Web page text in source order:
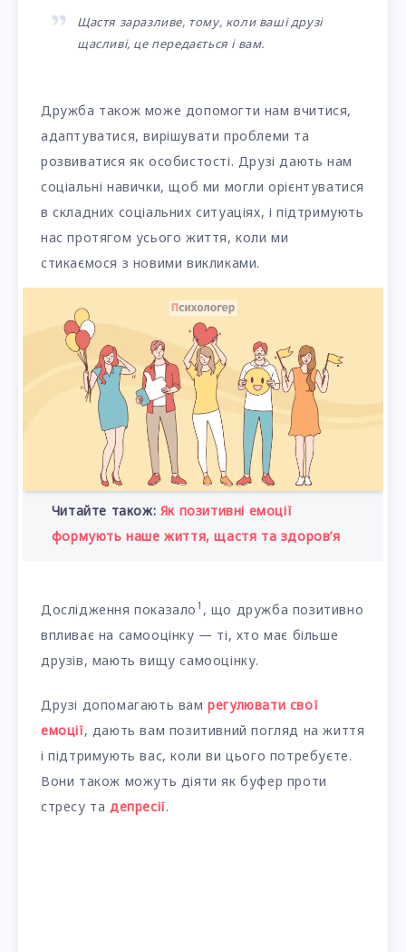
Щастя заразливе, тому, коли ваші друзі
щасливі, це передається і вам.
Дружба також може допомогти нам вчитися,
адаптуватися, вирішувати проблеми та
розвиватися як особистості. Друзі дають нам
соціальні навички, щоб ми могли орієнтуватися
в складних соціальних ситуаціях, і підтримують
нас протягом усього життя, коли ми
стикаємося з новими викликами.
Читайте також: Як позитивні емоції
формують наше життя, щастя та здоров’я
Дослідження показало 1 , що дружба позитивно
впливає на самооцінку — ті, хто має більше
друзів, мають вищу самооцінку.
Друзі допомагають вамрегулювати свої
емоції, дають вам позитивний погляд на життя
і підтримують вас, коли ви цього потребуєте.
Вони також можуть діяти як буфер проти
стресу та депресії.